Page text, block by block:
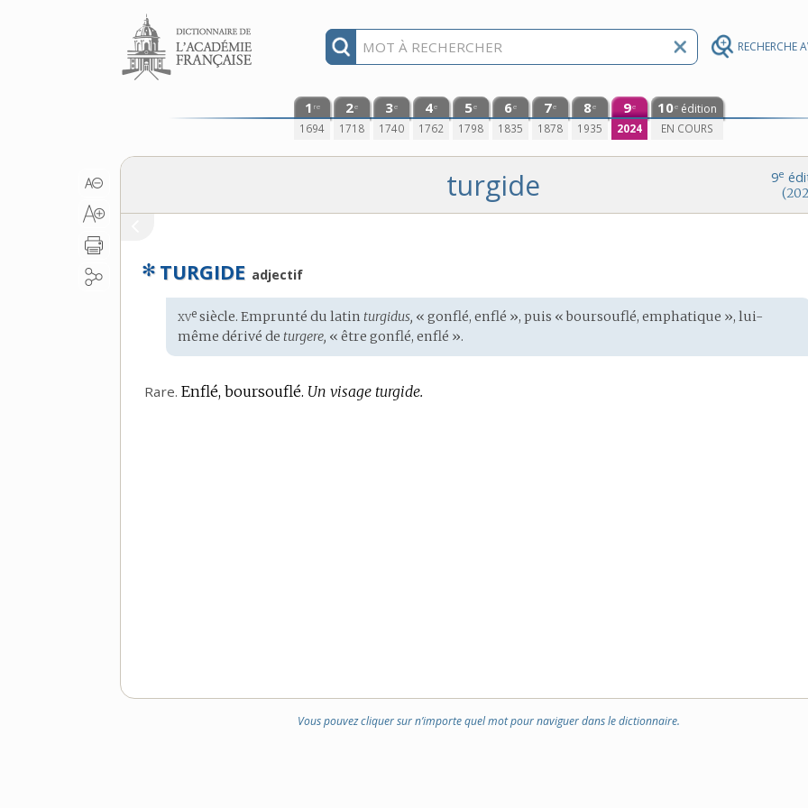
RECHERCHE
Aller au contenu
1 re
1694
2e
1718
3e
1740
4e
1762
5e
1798
6e
1835
7e
1878
8e
1935
9e
2024
10e édition
EN COURS
9e
turgide
✻ TURGIDE adjectif
Étymologie
:
xve siècle. Emprunté dulatin turgidus, « gonflé, enflé », puis « boursouflé, emphatique », lui-
même dérivé deturgere, « être gonflé, enflé ».
Rare. Enflé, boursouflé. Un visage turgide.
Vous pouvez cliquer sur n’importe quel mot pour naviguer dans le dictionnaire.